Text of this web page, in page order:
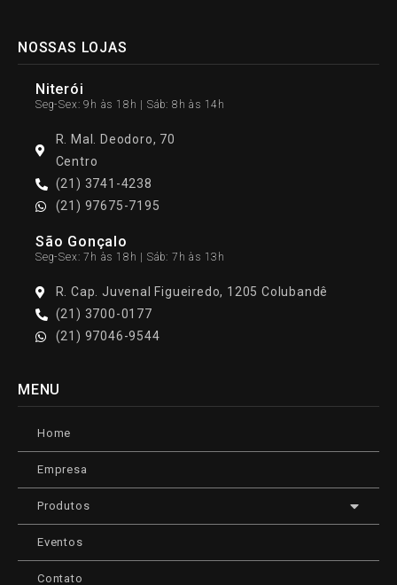
NOSSAS LOJAS
Niterói
Seg-Sex: 9h às 18h | Sáb: 8h às 14h
R. Mal. Deodoro, 70
Centro
(21) 3741-4238
(21) 97675-7195
São Gonçalo
Seg-Sex: 7h às 18h | Sáb: 7h às 13h
R. Cap. Juvenal Figueiredo, 1205 Colubandê
(21) 3700-0177
(21) 97046-9544
MENU
Home
Empresa
Produtos
Eventos
Contato